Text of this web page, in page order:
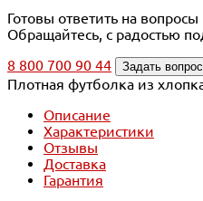
Готовы ответить на
Обращайтесь, с радостью
8 800 700 90 44
Задать
Плотная футболка из
Описание
Характеристики
Отзывы
Доставка
Гарантия